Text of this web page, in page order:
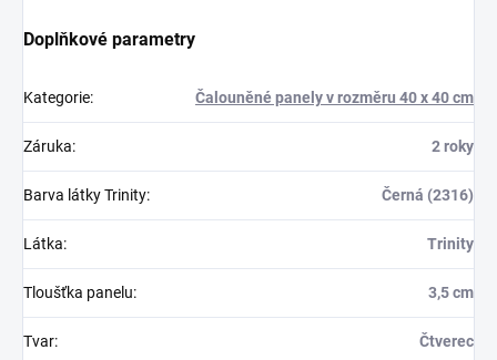
Doplňkové parametry
Kategorie: Čalouněné panely v rozměru 40 x 40 cm
Záruka: 2 roky
Barva látky Trinity: Černá (2316)
Látka: Trinity
Tloušťka panelu: 3,5 cm
Tvar: Čtverec